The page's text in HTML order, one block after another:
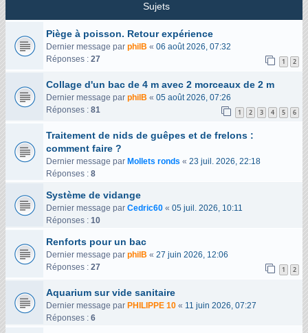
Sujets
Piège à poisson. Retour expérience
Dernier message par philB « 06 août 2026, 07:32
Réponses : 27 1 2
Collage d'un bac de 4 m avec 2 morceaux de 2 m
Dernier message par philB « 05 août 2026, 07:26
Réponses : 81 1 2 3 4 5 6
Traitement de nids de guêpes et de frelons :
comment faire ?
Dernier message par Mollets ronds « 23 juil. 2026, 22:18
Réponses : 8
Système de vidange
Dernier message par Cedric60 « 05 juil. 2026, 10:11
Réponses : 10
Renforts pour un bac
Dernier message par philB « 27 juin 2026, 12:06
Réponses : 27 1 2
Aquarium sur vide sanitaire
Dernier message par PHILIPPE 10 « 11 juin 2026, 07:27
Réponses : 6